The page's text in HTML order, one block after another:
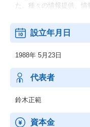
た、種々の情報提供、
◆その他の事業：
顧客の経営上の問題点に
設立年月日
1988年 5月23日
代表者
鈴木正範
資本金